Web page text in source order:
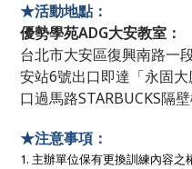
★活動地點：
優勢學苑ADG大安教室：
台北市大安區復興南路一
安站6號出口即達「永固
口過馬路STARBUCKS隔
★注意事項 ：
1. 主辦單位保有更換訓練內容之